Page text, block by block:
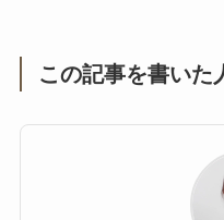
この記事を書いた